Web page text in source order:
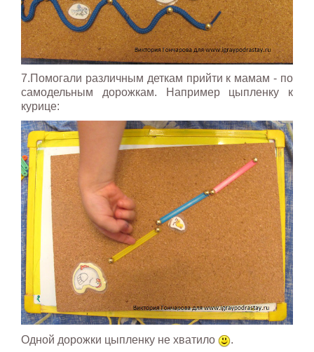
7.Помогали различным деткам прийти к мамам - по
самодельным дорожкам. Например цыпленку к
курице:
Одной дорожки цыпленку не хватило .